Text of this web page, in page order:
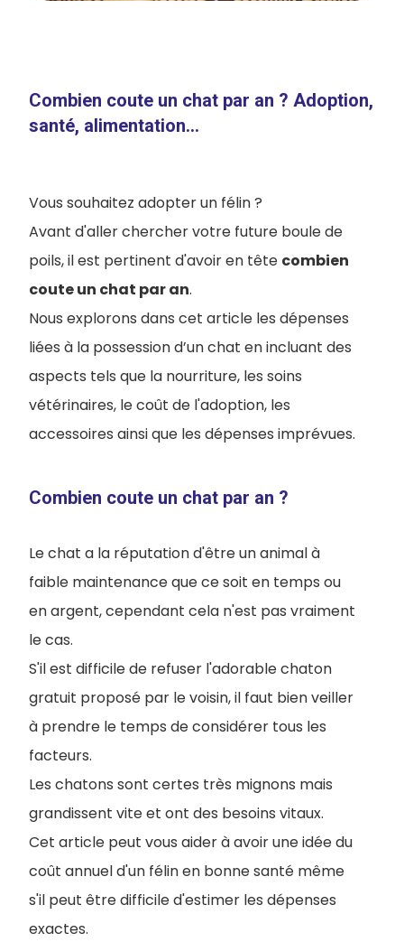
Combien coute un chat par an ? Adoption,
santé, alimentation...
Vous souhaitez adopter un félin ?
Avant d'aller chercher votre future boule de
poils, il est pertinent d'avoir en tête combien
coute un chat par an.
Nous explorons dans cet article les dépenses
liées à la possession d’un chat en incluant des
aspects tels que la nourriture, les soins
vétérinaires, le coût de l'adoption, les
accessoires ainsi que les dépenses imprévues.
Combien coute un chat par an ?
Le chat a la réputation d'être un animal à
faible maintenance que ce soit en temps ou
en argent, cependant cela n'est pas vraiment
le cas.
S'il est difficile de refuser l'adorable chaton
gratuit proposé par le voisin, il faut bien veiller
à prendre le temps de considérer tous les
facteurs.
Les chatons sont certes très mignons mais
grandissent vite et ont des besoins vitaux.
Cet article peut vous aider à avoir une idée du
coût annuel d'un félin en bonne santé même
s'il peut être difficile d'estimer les dépenses
exactes.